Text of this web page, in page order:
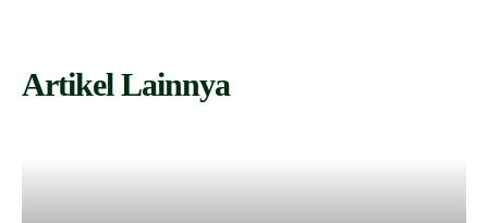
Artikel Lainnya